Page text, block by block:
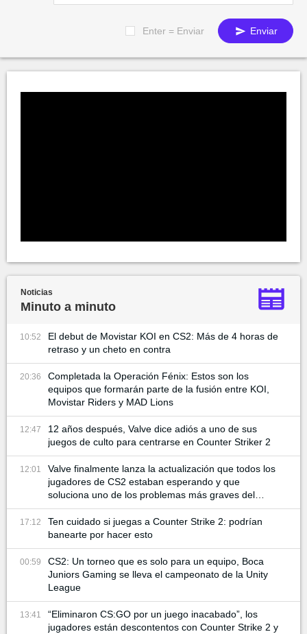
Enter = Enviar Enviar
Noticias
Minuto a minuto
10:52
El debut de Movistar KOI en CS2: Más de 4 horas de
retraso y un cheto en contra
20:36
Completada la Operación Fénix: Estos son los
equipos que formarán parte de la fusión entre KOI,
Movistar Riders y MAD Lions
12:47
12 años después, Valve dice adiós a uno de sus
juegos de culto para centrarse en Counter Striker 2
12:01
Valve finalmente lanza la actualización que todos los
jugadores de CS2 estaban esperando y que
soluciona uno de los problemas más graves del
juego
17:12
Ten cuidado si juegas a Counter Strike 2: podrían
banearte por hacer esto
00:59
CS2: Un torneo que es solo para un equipo, Boca
Juniors Gaming se lleva el campeonato de la Unity
League
13:41
“Eliminaron CS:GO por un juego inacabado”, los
jugadores están descontentos con Counter Strike 2 y